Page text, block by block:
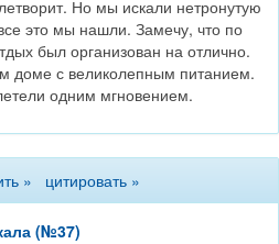
Но мы искали нетронутую
это мы нашли. Замечу, что по
был организован на отлично.
доме с великолепным питанием.
одним мгновением.
» цитировать »
(№37)